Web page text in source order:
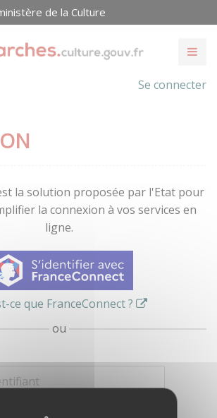
de la Culture
Se connecter
la solution proposée par l'Etat pour
la connexion à vos services en
ligne.
ce que FranceConnect ?
ou